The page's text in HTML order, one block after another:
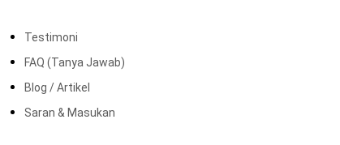
Testimoni
FAQ (Tanya Jawab)
Blog / Artikel
Saran & Masukan